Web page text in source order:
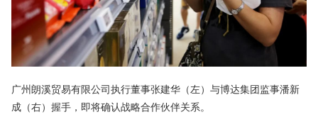
广州朗溪贸易有限公司执行董事张建华（左）与博达集团监事潘新
成（右）握手，即将确认战略合作伙伴关系。